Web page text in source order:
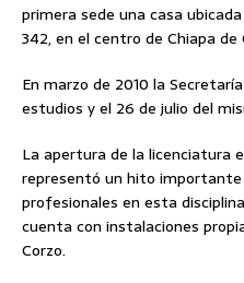
primera sede una casa
342, en el centro de Chiapa de
En marzo de 2010 la
estudios y el 26 de julio del
La apertura de la licenciatura
representó un hito
profesionales en esta
cuenta con instalaciones
Corzo.